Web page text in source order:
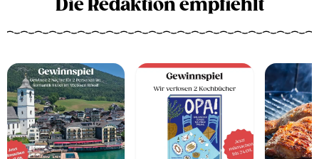
Die Redaktion empfiehlt